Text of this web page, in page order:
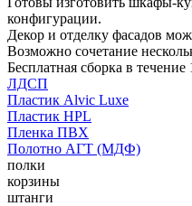
конфигурации.
Декор и отделку фасадов
Возможно сочетание
Бесплатная сборка в
ЛДСП
Пластик Alvic Luxe
Пластик HPL
Пленка ПВХ
Полотно АГТ (МДФ)
полки
корзины
штанги